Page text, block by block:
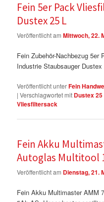
Fein 5er Pack
Dustex 25 L
Veröffentlicht amMittwoch, 22.
Fein Zubehör-Nachbezug
Industrie Staubsauger
Veröffentlicht unterFein
|Verschlagwortet mit Dustex 25
Vliesfiltersack
Fein Akku
Autoglas Multitool
Veröffentlicht am Dienstag, 21.
Fein Akku Multimaster AMM